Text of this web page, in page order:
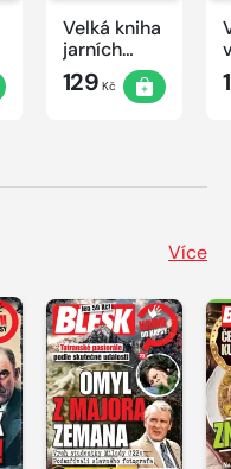
Velká kniha
jarních
křížovek
2026
129 Kč
Více